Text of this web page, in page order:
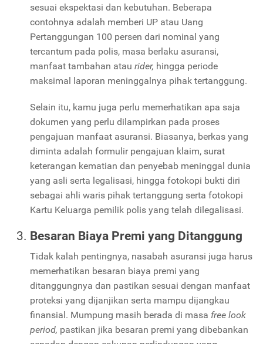
sesuai ekspektasi dan kebutuhan. Beberapa
contohnya adalah memberi UP atau Uang
Pertanggungan 100 persen dari nominal yang
tercantum pada polis, masa berlaku asuransi,
manfaat tambahan atau rider, hingga periode
maksimal laporan meninggalnya pihak tertanggung.
Selain itu, kamu juga perlu memerhatikan apa saja
dokumen yang perlu dilampirkan pada proses
pengajuan manfaat asuransi. Biasanya, berkas yang
diminta adalah formulir pengajuan klaim, surat
keterangan kematian dan penyebab meninggal dunia
yang asli serta legalisasi, hingga fotokopi bukti diri
sebagai ahli waris pihak tertanggung serta fotokopi
Kartu Keluarga pemilik polis yang telah dilegalisasi.
Besaran Biaya Premi yang Ditanggung
Tidak kalah pentingnya, nasabah asuransi juga harus
memerhatikan besaran biaya premi yang
ditanggungnya dan pastikan sesuai dengan manfaat
proteksi yang dijanjikan serta mampu dijangkau
finansial. Mumpung masih berada di masa free look
period, pastikan jika besaran premi yang dibebankan